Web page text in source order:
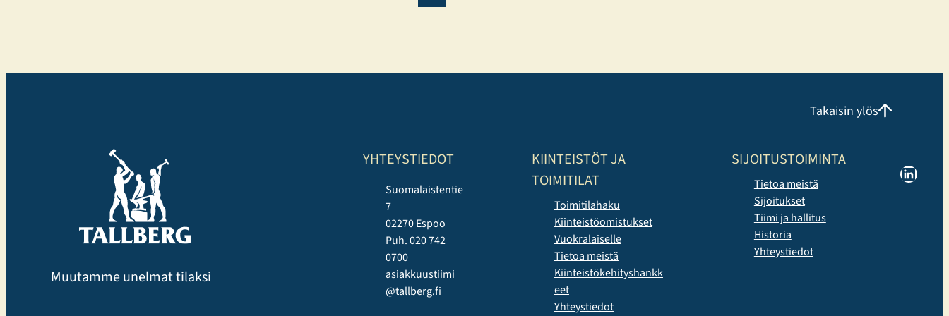
Takaisin ylös
Muutamme unelmat tilaksi
YHTEYSTIEDOT
Suomalaistentie
7
02270 Espoo
Puh. 020 742
0700
asiakkuustiimi
@tallberg.fi
KIINTEISTÖT JA
TOIMITILAT
Toimitilahaku
Kiinteistöomistukset
Vuokralaiselle
Tietoa meistä
Kiinteistökehityshankk
eet
Yhteystiedot
SIJOITUSTOIMINTA
Tietoa meistä
Sijoitukset
Tiimi ja hallitus
Historia
Yhteystiedot
LinkedIn